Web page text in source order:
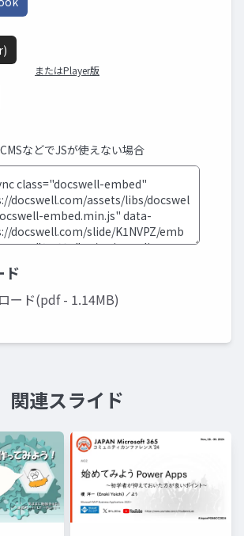
またはPlayer版
などでJSが使えない場合
ド
ード(pdf - 1.14MB)
関連スライド